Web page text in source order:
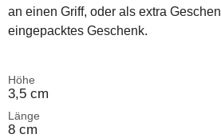
an einen Griff, oder als extra
eingepacktes Geschenk.
Höhe
3,5 cm
Länge
8 cm